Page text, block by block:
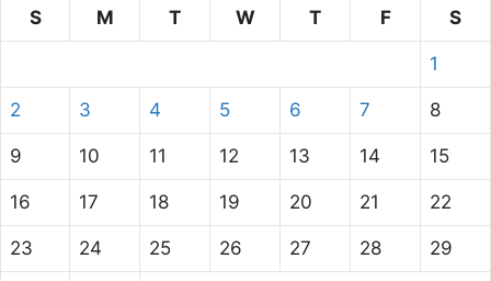
S
M T W T F S
1
2 3 4 5 6 7 8
9 10 11 12 13 14 15
16 17 18 19 20 21 22
23 24 25 26 27 28 29